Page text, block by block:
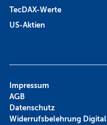
TecDAX-Werte
US-Aktien
Impressum
AGB
Datenschutz
Widerrufsbelehrung Digital